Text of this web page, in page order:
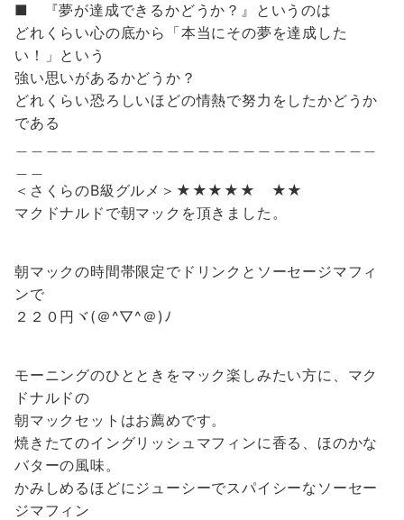
■ 『夢が達成できるかどうか？』というのは
どれくらい心の底から「本当にその夢を達成した
い！」という
強い思いがあるかどうか？
どれくらい恐ろしいほどの情熱で努力をしたかどうか
である
＜さくらのB級グルメ＞★★★★★ ★★
マクドナルドで朝マックを頂きました。
朝マックの時間帯限定でドリンクとソーセージマフィ
ンで
２２０円ヾ(＠^▽^＠)ﾉ
モーニングのひとときをマック楽しみたい方に、マク
ドナルドの
朝マックセットはお薦めです。
焼きたてのイングリッシュマフィンに香る、ほのかな
バターの風味。
かみしめるほどにジューシーでスパイシーなソーセー
ジマフィン